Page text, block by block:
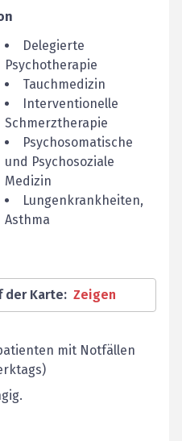
Delegierte
Psychotherapie
Tauchmedizin
Interventionelle
Schmerztherapie
Psychosomatische
und Psychosoziale
Medizin
Lungenkrankheiten,
Asthma
der Karte: Zeigen
mit Notfällen